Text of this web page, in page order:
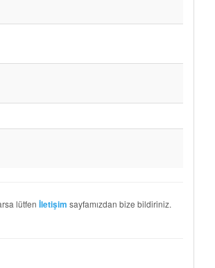
lütfen İletişim sayfamızdan bize bildiriniz.